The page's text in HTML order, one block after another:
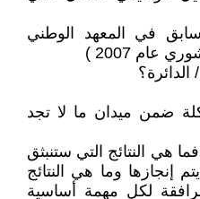
في المعهد الوطني
عام 2007 )
الدائرة؟
ضمن ميدان ما لا تجد
هي النتائج التي ستنبثق
إنجازها وما هي النتائج
لكل مهمة أساسية